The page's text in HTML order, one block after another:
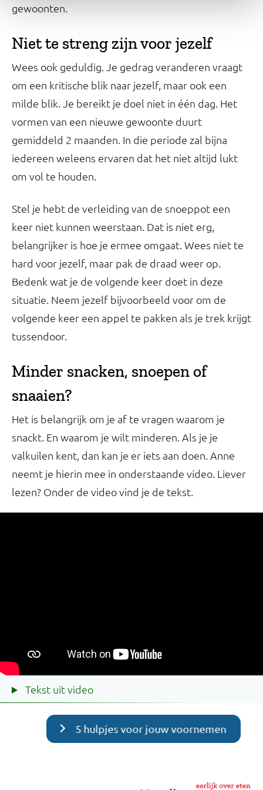
gewoonten.
Niet te streng zijn voor jezelf
Wees ook geduldig. Je gedrag veranderen vraagt
om een kritische blik naar jezelf, maar ook een
milde blik. Je bereikt je doel niet in één dag. Het
vormen van een nieuwe gewoonte duurt
gemiddeld 2 maanden. In die periode zal bijna
iedereen weleens ervaren dat het niet altijd lukt
om vol te houden.
Stel je hebt de verleiding van de snoeppot een
keer niet kunnen weerstaan. Dat is niet erg,
belangrijker is hoe je ermee omgaat. Wees niet te
hard voor jezelf, maar pak de draad weer op.
Bedenk wat je de volgende keer doet in deze
situatie. Neem jezelf bijvoorbeeld voor om de
volgende keer een appel te pakken als je trek krijgt
tussendoor.
Minder snacken, snoepen of
snaaien?
Het is belangrijk om je af te vragen waarom je
snackt. En waarom je wilt minderen. Als je je
valkuilen kent, dan kan je er iets aan doen. Anne
neemt je hierin mee in onderstaande video. Liever
lezen? Onder de video vind je de tekst.
Tekst uit video
5 hulpjes voor jouw voornemen